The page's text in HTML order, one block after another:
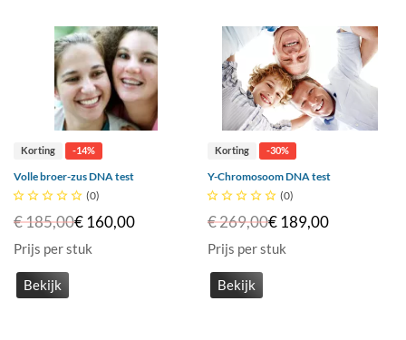
Korting -14%
Volle broer-zus DNA test
     (0)
€ 185,00€ 160,00
Prijs per stuk
Bekijk
Korting -30%
Y-Chromosoom DNA test
     (0)
€ 269,00€ 189,00
Prijs per stuk
Bekijk